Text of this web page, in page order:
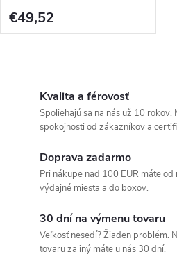
€49,52
Kvalita a férovosť
Spoliehajú sa na nás už 10
spokojnosti od zákazníkov a
Doprava zadarmo
Pri nákupe nad 100 EUR máte
výdajné miesta a do boxov.
30 dní na výmenu tovaru
Veľkosť nesedí? Žiaden problém.
tovaru za iný máte u nás 30 dní.